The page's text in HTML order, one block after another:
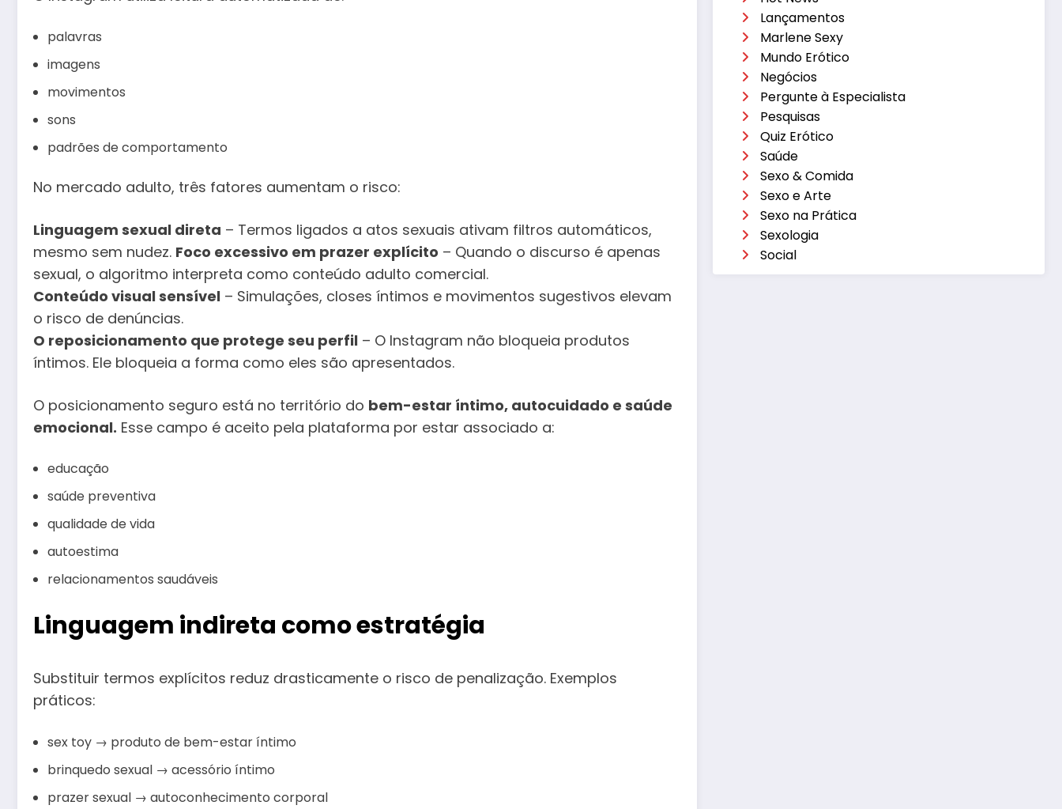
palavras
imagens
movimentos
sons
padrões de comportamento
No mercado adulto, três fatores aumentam o risco:
Linguagem sexual direta – Termos ligados a atos sexuais ativam filtros automáticos,
mesmo sem nudez. Foco excessivo em prazer explícito – Quando o discurso é apenas
sexual, o algoritmo interpreta como conteúdo adulto comercial.
Conteúdo visual sensível – Simulações, closes íntimos e movimentos sugestivos elevam
o risco de denúncias.
O reposicionamento que protege seu perfil – O Instagram não bloqueia produtos
íntimos. Ele bloqueia a forma como eles são apresentados.
O posicionamento seguro está no território do bem-estar íntimo, autocuidado e saúde
emocional. Esse campo é aceito pela plataforma por estar associado a:
educação
saúde preventiva
qualidade de vida
autoestima
relacionamentos saudáveis
Linguagem indireta como estratégia
Substituir termos explícitos reduz drasticamente o risco de penalização. Exemplos
práticos:
sex toy → produto de bem-estar íntimo
brinquedo sexual → acessório íntimo
prazer sexual → autoconhecimento corporal
Lançamentos
Marlene Sexy
Mundo Erótico
Negócios
Pergunte à Especialista
Pesquisas
Quiz Erótico
Saúde
Sexo & Comida
Sexo e Arte
Sexo na Prática
Sexologia
Social